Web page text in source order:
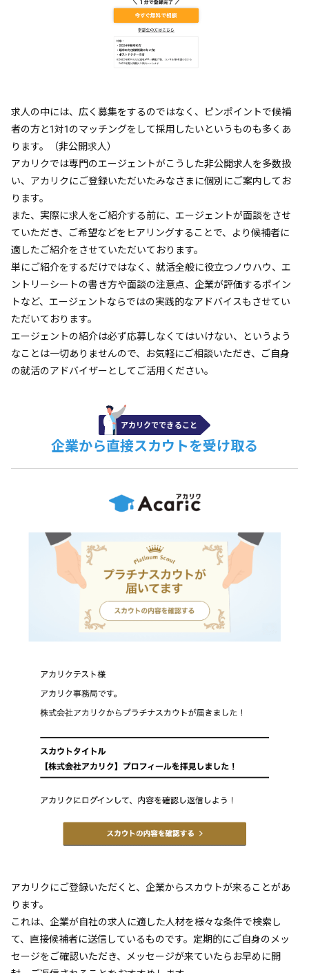
求人の中には、広く募集をするのではなく、ピンポイントで候補
者の方と1対1のマッチングをして採用したいというものも多くあ
ります。（非公開求人）
アカリクでは専門のエージェントがこうした非公開求人を多数扱
い、アカリクにご登録いただいたみなさまに個別にご案内してお
ります。
また、実際に求人をご紹介する前に、エージェントが面談をさせ
ていただき、ご希望などをヒアリングすることで、より候補者に
適したご紹介をさせていただいております。
単にご紹介をするだけではなく、就活全般に役立つノウハウ、エ
ントリーシートの書き方や面談の注意点、企業が評価するポイン
トなど、エージェントならではの実践的なアドバイスもさせてい
ただいております。
エージェントの紹介は必ず応募しなくてはいけない、というよう
なことは一切ありませんので、お気軽にご相談いただき、ご自身
の就活のアドバイザーとしてご活用ください。
企業から直接スカウトを受け取る
アカリクにご登録いただくと、企業からスカウトが来ることがあ
ります。
これは、企業が自社の求人に適した人材を様々な条件で検索し
て、直接候補者に送信しているものです。定期的にご自身のメッ
セージをご確認いただき、メッセージが来ていたらお早めに開